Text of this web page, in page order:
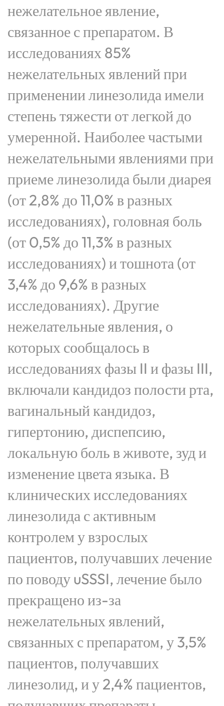
нежелательное явление,
связанное с препаратом. В
исследованиях 85%
нежелательных явлений при
применении линезолида имели
степень тяжести от легкой до
умеренной. Наиболее частыми
нежелательными явлениями при
приеме линезолида были диарея
(от 2,8% до 11,0% в разных
исследованиях), головная боль
(от 0,5% до 11,3% в разных
исследованиях) и тошнота (от
3,4% до 9,6% в разных
исследованиях). Другие
нежелательные явления, о
которых сообщалось в
исследованиях фазы II и фазы III,
включали кандидоз полости рта,
вагинальный кандидоз,
гипертонию, диспепсию,
локальную боль в животе, зуд и
изменение цвета языка. В
клинических исследованиях
линезолида с активным
контролем у взрослых
пациентов, получавших лечение
по поводу uSSSI, лечение было
прекращено из-за
нежелательных явлений,
связанных с препаратом, у 3,5%
пациентов, получавших
линезолид, и у 2,4% пациентов,